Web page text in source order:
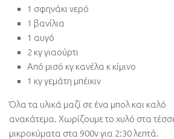
1 σφηνάκι νερό
1 βανίλια
1 αυγό
2 κγ γιαούρτι
Από μισό κγ κανέλα κ κίμινο
1 κγ γεμάτη μπέικιν
Όλα τα υλικά μαζί σε ένα μπολ και καλό
ανακάτεμα. Χωρίζουμε το χυλό στα
μικροκύματα στα 900v για 2:30 λεπτά.